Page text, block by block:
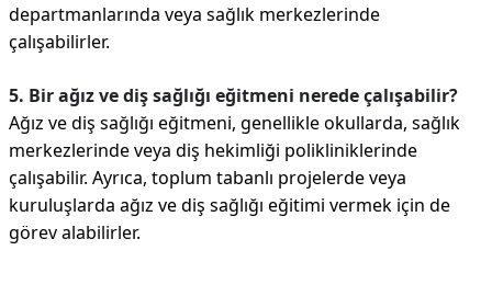
departmanlarında veya sağlık merkezlerinde
çalışabilirler.
5. Bir ağız ve diş sağlığı eğitmeni nerede çalışabilir?
Ağız ve diş sağlığı eğitmeni, genellikle okullarda, sağlık
merkezlerinde veya diş hekimliği polikliniklerinde
çalışabilir. Ayrıca, toplum tabanlı projelerde veya
kuruluşlarda ağız ve diş sağlığı eğitimi vermek için de
görev alabilirler.